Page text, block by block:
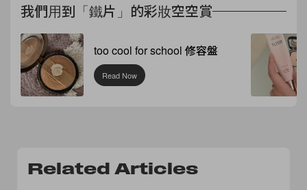
我們用到「鐵片」的彩妝空空賞
too cool for school 修容盤
Read Now
Related Articles